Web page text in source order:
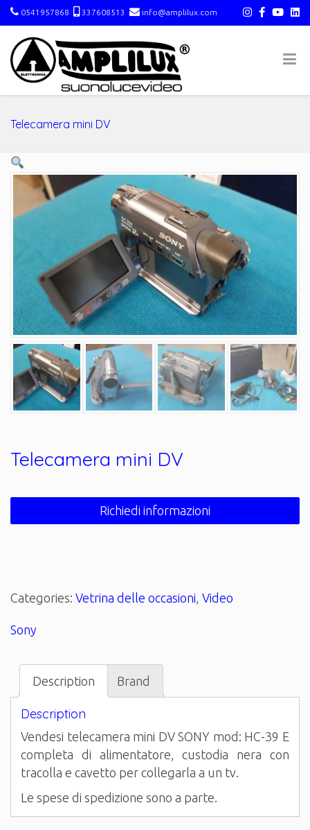
0541957868 337608513 info@amplilux.com
Telecamera mini DV
Telecamera mini DV
Richiedi informazioni
Categories: Vetrina delle occasioni, Video
Sony
Description Brand
Description
Vendesi telecamera mini DV SONY mod: HC-39 E
completa di alimentatore, custodia nera con
tracolla e cavetto per collegarla a un tv.
Le spese di spedizione sono a parte.